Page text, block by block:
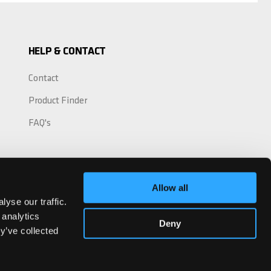
our traffic.
collected
Allow all
Deny
HELP & CONTACT
Contact
Product Finder
FAQ's